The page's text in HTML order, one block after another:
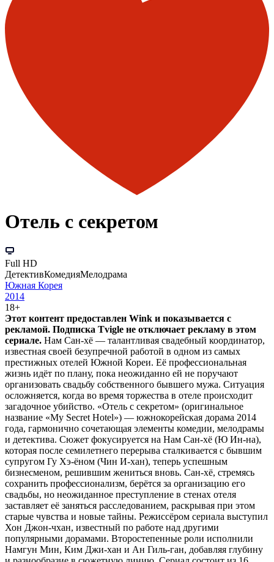
Отель с секретом
Full HD
ДетективКомедияМелодрама
Южная Корея
2014
18+
Этот контент предоставлен Wink и показывается с
рекламой. Подписка Tvigle не отключает рекламу в этом
сериале. Нам Сан-хё — талантливая свадебный координатор,
известная своей безупречной работой в одном из самых
престижных отелей Южной Кореи. Её профессиональная
жизнь идёт по плану, пока неожиданно ей не поручают
организовать свадьбу собственного бывшего мужа. Ситуация
осложняется, когда во время торжества в отеле происходит
загадочное убийство. «Отель с секретом» (оригинальное
название «My Secret Hotel») — южнокорейская дорама 2014
года, гармонично сочетающая элементы комедии, мелодрамы
и детектива. Сюжет фокусируется на Нам Сан-хё (Ю Ин-на),
которая после семилетнего перерыва сталкивается с бывшим
супругом Гу Хэ-ёном (Чин И-хан), теперь успешным
бизнесменом, решившим жениться вновь. Сан-хё, стремясь
сохранить профессионализм, берётся за организацию его
свадьбы, но неожиданное преступление в стенах отеля
заставляет её заняться расследованием, раскрывая при этом
старые чувства и новые тайны. Режиссёром сериала выступил
Хон Джон-чхан, известный по работе над другими
популярными дорамами. Второстепенные роли исполнили
Намгун Мин, Ким Джи-хан и Ан Гиль-ган, добавляя глубину